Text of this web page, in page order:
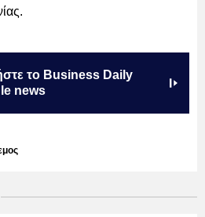
το Business Daily
news